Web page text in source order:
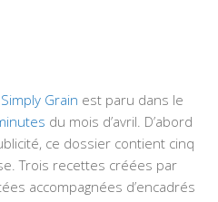
Simply Grain est paru dans le
du mois d’avril. D’abord
ce dossier contient cinq
Trois recettes créées par
accompagnées d’encadrés